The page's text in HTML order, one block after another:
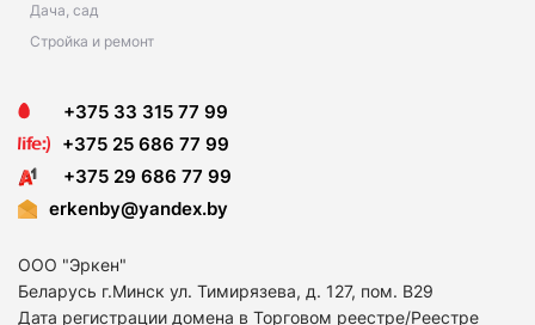
Дача, сад
Стройка и ремонт
+375 33 315 77 99
+375 25 686 77 99
+375 29 686 77 99
erkenby@yandex.by
ООО "Эркен"
Беларусь г.Минск ул. Тимирязева, д. 127, пом. В29
Дата регистрации домена в Торговом реестре/Реестре